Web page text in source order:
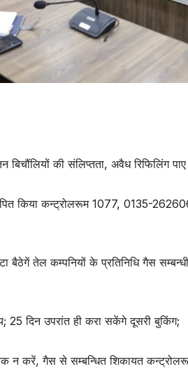
की संलिप्तता, अवैध रिफिलिंग
किया कन्ट्रोलरूम 1077, 0135-
तेल कम्पनियों के प्रतिनिधि गैस
25 दिन उपरांत ही करा सकेंगे दूसरी बुकिंग;
न करें, गैस से सम्बन्धित शिकायत